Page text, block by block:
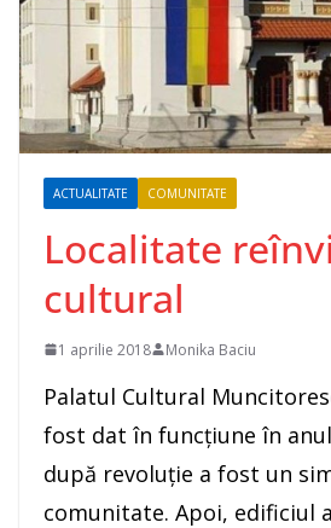
ACTUALITATE COMUNITATE
Localitate
cultural
1 aprilie 2018 Monika Baciu
Palatul Cultural
fost dat în funcţiune în
după revoluţie a fost un
comunitate. Apoi, edificiul